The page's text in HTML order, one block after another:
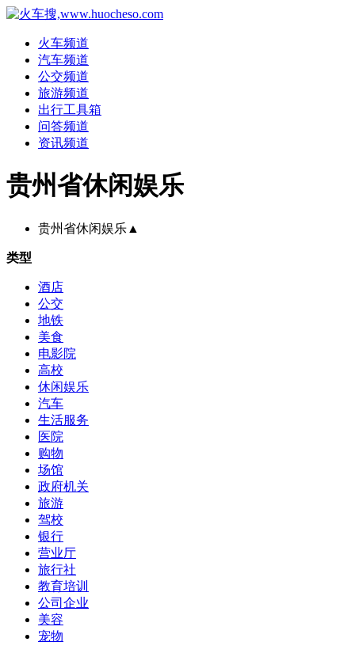
火车频道
汽车频道
公交频道
旅游频道
出行工具箱
问答频道
资讯频道
贵州省休闲娱乐
贵州省休闲娱乐 ▲
类型
酒店
公交
地铁
美食
电影院
高校
休闲娱乐
汽车
生活服务
医院
购物
场馆
政府机关
旅游
驾校
银行
营业厅
旅行社
教育培训
公司企业
美容
宠物